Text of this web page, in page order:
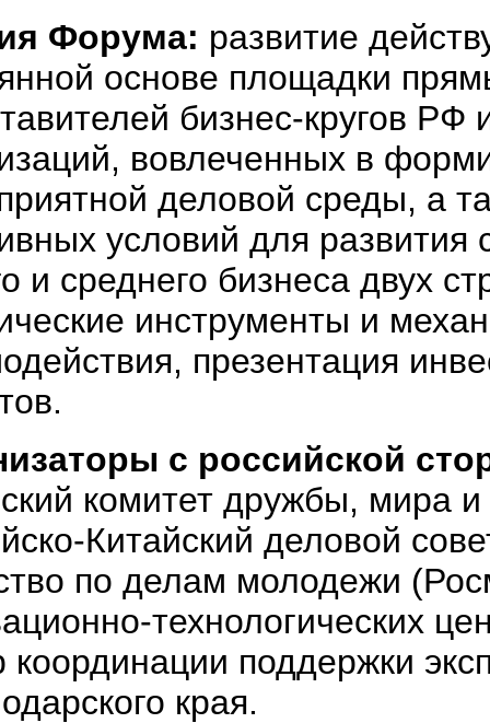
Форума: развитие
основе площадки
бизнес-кругов РФ
вовлеченных в
деловой среды, а
условий для развития
и среднего бизнеса двух
инструменты и
презентация
с российской
комитет дружбы, мира и
Китайский деловой
по делам молодежи
технологических
координации поддержки
края.